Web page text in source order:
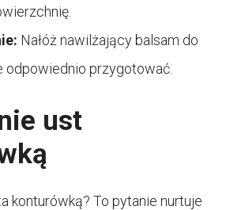
Nałóż nawilżający balsam do
odpowiednio przygotować.
ust
konturówką? To pytanie nurtuje